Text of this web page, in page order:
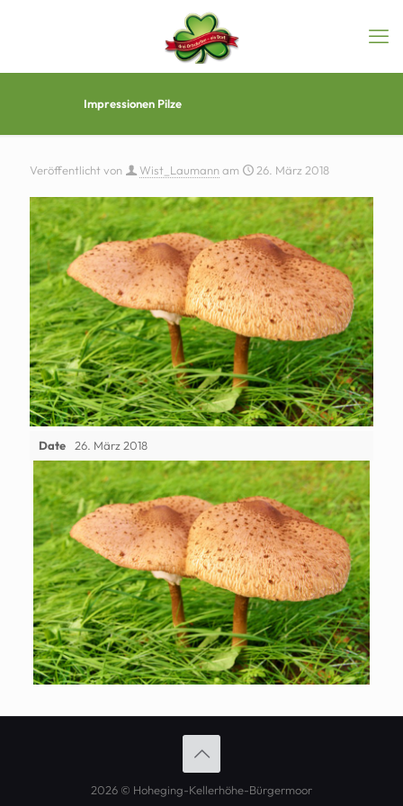
Impressionen Pilze
Veröffentlicht von Wist_Laumannam 26. März 2018
Date 26. März 2018
2026 © Hoheging-Kellerhöhe-Bürgermoor